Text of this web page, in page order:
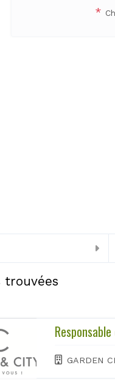
*
trouvées
GARDEN